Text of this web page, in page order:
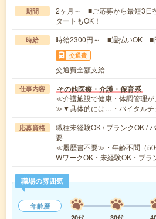
期間
2ヶ月～ ■ご応募から最短3日
タートもOK！
時給 時給2300円～ ■週払いOK ■
交通費
交通費全額支給
仕事内容 その他医療・介護・保育系
≪介護施設で健康・体調管理
≫▼具体的には…・バイタルチ
応募資格
職種未経験OK / ブランクOK /
要
≪履歴書不要≫・年齢不問（50
WワークOK・未経験OK・ブ
職場の雰囲気
年齢層